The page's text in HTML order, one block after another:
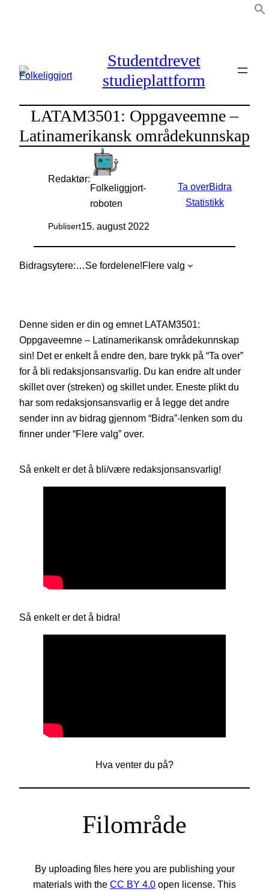
Studentdrevet
studieplattform
LATAM3501: Oppgaveemne –
Latinamerikansk områdekunnskap
Redaktør:
Folkeliggjort-
roboten
Publisert15. august 2022
Ta overBidra
Statistikk
Bidragsytere: Se fordelene!Flere valg
Denne siden er din og emnet LATAM3501:
Oppgaveemne – Latinamerikansk områdekunnskap
sin! Det er enkelt å endre den, bare trykk på “Ta over”
for å bli redaksjonsansvarlig. Du kan endre alt under
skillet over (streken) og skillet under. Eneste plikt du
har som redaksjonsansvarlig er å legge det andre
sender inn av bidrag gjennom “Bidra”-lenken som du
finner under “Flere valg” over.
Så enkelt er det å bli/være redaksjonsansvarlig!
Så enkelt er det å bidra!
Hva venter du på?
Filområde
By uploading files here you are publishing your
materials with the CC BY 4.0 open license. This